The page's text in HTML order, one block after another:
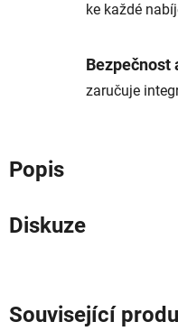
ke každé
Bezpečnost
zaručuje
Popis
Diskuze
Související